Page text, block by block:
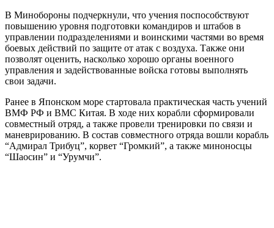
В Минобороны подчеркнули, что учения поспособствуют
повышению уровня подготовки командиров и штабов в
управлении подразделениями и воинскими частями во время
боевых действий по защите от атак с воздуха. Также они
позволят оценить, насколько хорошо органы военного
управления и задействованные войска готовы выполнять
свои задачи.
Ранее в Японском море стартовала практическая часть учений
ВМФ РФ и ВМС Китая. В ходе них корабли сформировали
совместный отряд, а также провели тренировки по связи и
маневрированию. В состав совместного отряда вошли корабль
“Адмирал Трибуц”, корвет “Громкий”, а также миноносцы
“Шаосин” и “Урумчи”.